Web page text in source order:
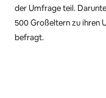
der Umfrage teil.
500 Großeltern zu ihren
befragt.